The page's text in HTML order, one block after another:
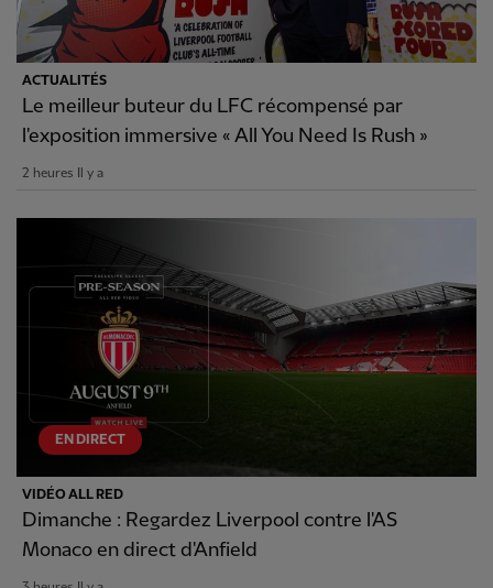
ACTUALITÉS
Le meilleur buteur du LFC récompensé par
l'exposition immersive « All You Need Is Rush »
2 heures Il y a
EN DIRECT
VIDÉO ALL RED
Dimanche : Regardez Liverpool contre l'AS
Monaco en direct d'Anfield